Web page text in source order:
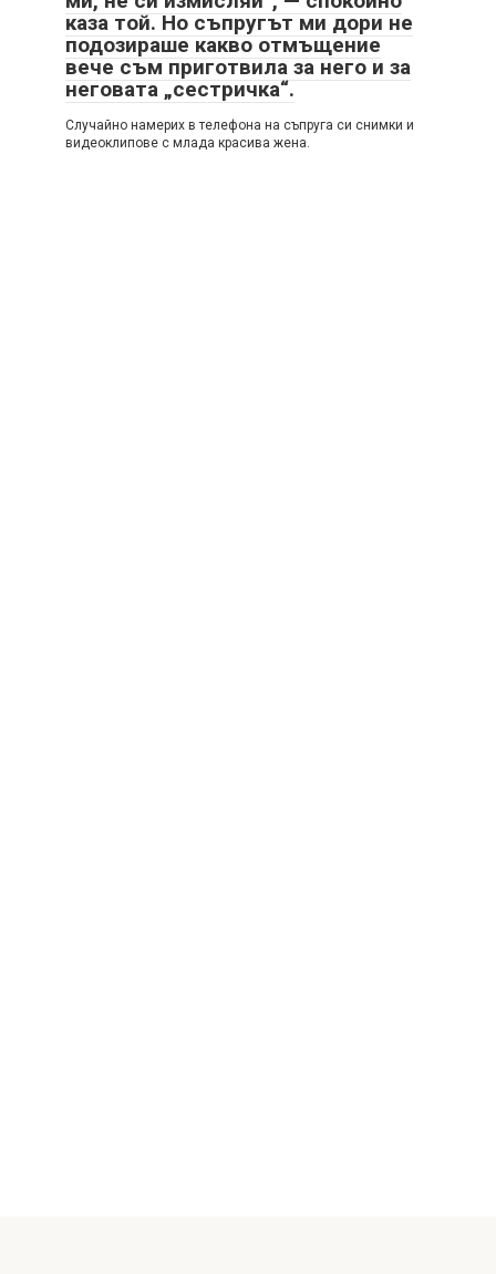
каза той. Но съпругът ми дори не
подозираше какво отмъщение
вече съм приготвила за него и за
неговата „сестричка“.
Случайно намерих в телефона на съпруга си снимки и
видеоклипове с млада красива жена.